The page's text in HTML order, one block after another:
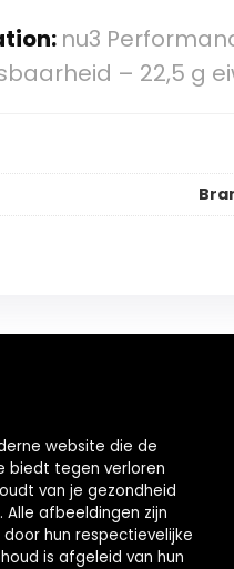
nu3
– 22,5 g
website die de
biedt tegen verloren
van je gezondheid
Alle afbeeldingen zijn
hun respectievelijke
is afgeleid van hun